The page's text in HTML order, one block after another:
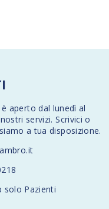
aperto dal lunedì al
servizi. Scrivici o
a tua disposizione.
solo Pazienti